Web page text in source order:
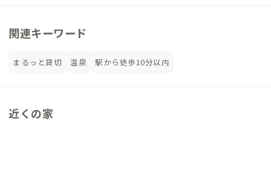
関連キーワード
まるっと貸切 温泉 駅から徒歩10分以内
近くの家